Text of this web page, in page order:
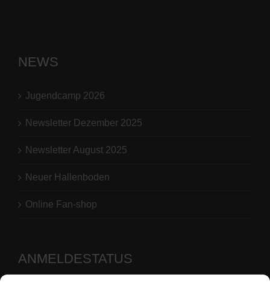
NEWS
Jugendcamp 2026
Newsletter Dezember 2025
Newsletter August 2025
Neuer Hallenboden
Online Fan-shop
ANMELDESTATUS